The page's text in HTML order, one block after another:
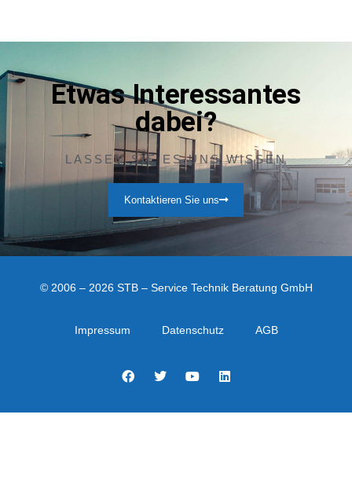
Etwas Interessantes
dabei?
LASSEN SIE ES UNS WISSEN
Kontaktieren Sie uns
© 2006 – 2026 STB – Service Technik Beratung GmbH
Impressum Datenschutz AGB